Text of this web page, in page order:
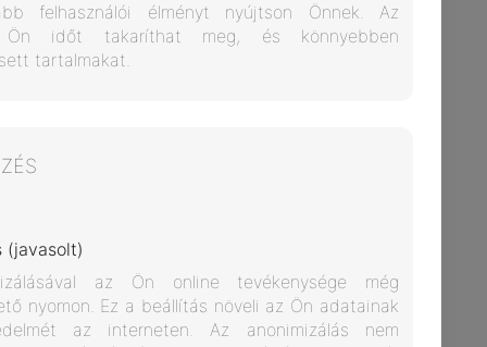
15:00- ig
16:00- ig
felhasználói élményt nyújtson Önnek. Az
Ön időt takaríthat meg, és könnyebben
tartalmakat.
(javasolt)
nyomon. Ez a beállítás növeli az Ön adatainak
az interneten. Az anonimizálás nem